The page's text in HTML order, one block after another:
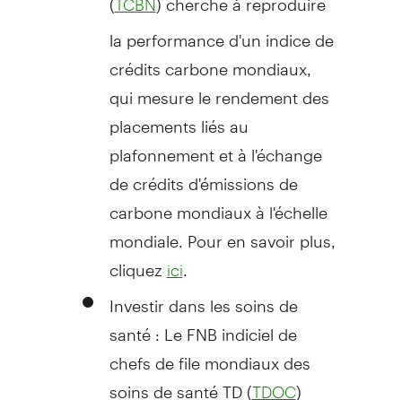
TCBN
la performance d'un indice de
crédits carbone mondiaux,
qui mesure le rendement des
placements liés au
plafonnement et à l'échange
de crédits d'émissions de
carbone mondiaux à l'échelle
mondiale. Pour en savoir plus,
cliquez ici
Investir dans les soins de
santé : Le FNB indiciel de
chefs de file mondiaux des
soins de santé TD (TDOC)